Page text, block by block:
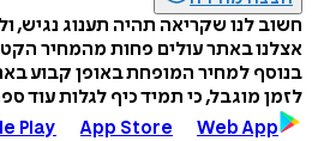
חשוב לנו שקריאה תהיה תענוג נגיש,
אצלנו באתר עולים פחות מהמחיר
בנוסף למחיר המופחת באופן קבוע
לזמן מוגבל, כי תמיד כיף לגלות עוד
Play
App Store Web App